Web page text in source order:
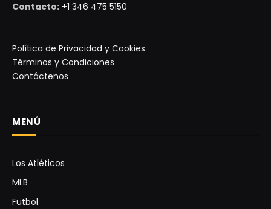
Contacto: +1 346 475 5150
Política de Privacidad y Cookies
Términos y Condiciones
Contáctenos
MENÚ
Los Atléticos
MLB
Futbol